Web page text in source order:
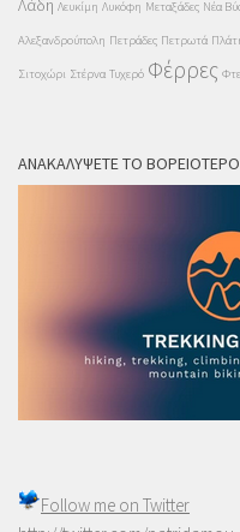
Λάδη Λευκίμη Λυκόφη Μεταξάδες Νέα
Αλεξανδρούπολη Πετράδες Πετρωτά
Σιτοχώρι Στέρνα Τυχερό Φέρρες
ΑΝΑΚΑΛΎΨΕΤΕ ΤΟ
Follow me on Twitter